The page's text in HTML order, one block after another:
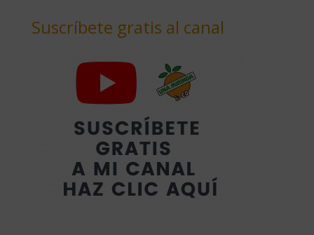
Suscríbete gratis al canal